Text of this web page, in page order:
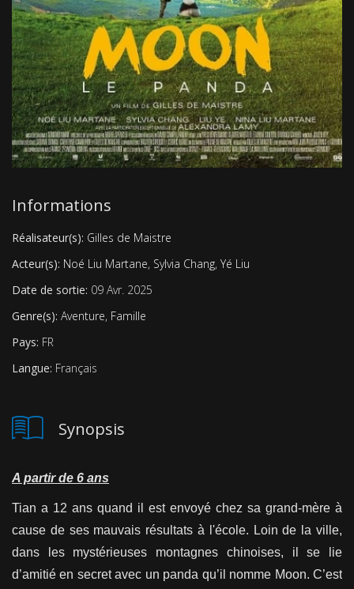
Informations
Réalisateur(s): Gilles de Maistre
Acteur(s): Noé Liu Martane, Sylvia Chang, Yé Liu
Date de sortie: 09 Avr. 2025
Genre(s): Aventure, Famille
Pays: FR
Langue: Français
Synopsis
A partir de 6 ans
Tian a 12 ans quand il est envoyé chez sa grand-mère à
cause de ses mauvais résultats à l'école. Loin de la ville,
dans les mystérieuses montagnes chinoises, il se lie
d’amitié en secret avec un panda qu’il nomme Moon. C’est